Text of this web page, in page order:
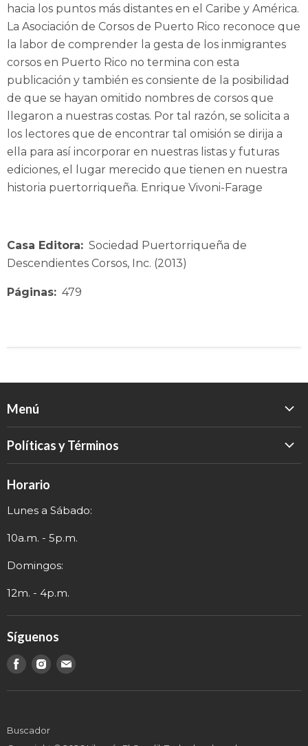
hacia los puntos más distantes en el Caribe y América.
La Asociación de Corsos de Puerto Rico reconoce que
la labor de comprender la gesta de los inmigrantes
corsos en Puerto Rico no termina con esta
publicación y también es consiente de la posibilidad
de que se hayan omitido nombres de corsos que
llegaron a nuestras costas. Por tal razón, se solicita a
los lectores que de encontrar tal omisión se dirija a
ella para así incorporar en nuestras listas y futuras
ediciones, el lugar merecido que tienen en nuestra
historia puertorriqueña. Enrique Vivoni-Farage
Casa Editora: Sociedad Puertorriqueña de
Descendientes Corsos, Inc. (2013)
Páginas: 479
Menú
Eventos
Políticas y Términos
Política de Privacidad
Términos y Envío
Información de Contacto
Horario
Lunes a Sábado:
10a.m. - 5p.m.
Domingos:
12m. - 4p.m.
Síguenos
Encuéntranos
Encuéntranos
Encuéntranos
Buscador